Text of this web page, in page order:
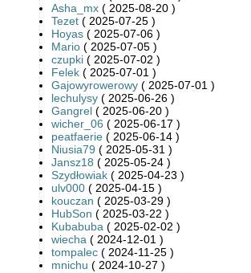
Asha_mx ( 2025-08-20 )
Tezet ( 2025-07-25 )
Hoyas ( 2025-07-06 )
Mario ( 2025-07-05 )
czupki ( 2025-07-02 )
Felek ( 2025-07-01 )
Gajowyrowerowy ( 2025-07-01 )
lechulysy ( 2025-06-26 )
Gangrel ( 2025-06-20 )
wicher_06 ( 2025-06-17 )
peatfaerie ( 2025-06-14 )
Niusia79 ( 2025-05-31 )
Jansz18 ( 2025-05-24 )
Szydłowiak ( 2025-04-23 )
ulv000 ( 2025-04-15 )
kouczan ( 2025-03-29 )
HubSon ( 2025-03-22 )
Kubabuba ( 2025-02-02 )
wiecha ( 2024-12-01 )
tompalec ( 2024-11-25 )
mnichu ( 2024-10-27 )